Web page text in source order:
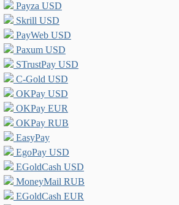
Payza USD
Skrill USD
PayWeb USD
Paxum USD
STrustPay USD
C-Gold USD
OKPay USD
OKPay EUR
OKPay RUB
EasyPay
EgoPay USD
EGoldCash USD
MoneyMail RUB
EGoldCash EUR